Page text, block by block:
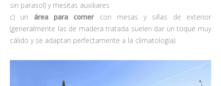
sin parasol) y mesitas auxiliares
c) un área para comercon mesas y sillas de exterior
(generalmente las de madera tratada suelen dar un toque muy
cálido y se adaptan perfectamente a la climatología).